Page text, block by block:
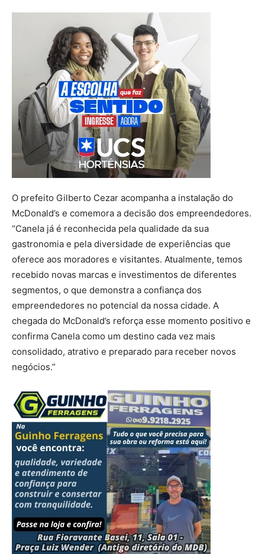
O prefeito Gilberto Cezar acompanha a instalação do
McDonald’s e comemora a decisão dos empreendedores.
“Canela já é reconhecida pela qualidade da sua
gastronomia e pela diversidade de experiências que
oferece aos moradores e visitantes. Atualmente, temos
recebido novas marcas e investimentos de diferentes
segmentos, o que demonstra a confiança dos
empreendedores no potencial da nossa cidade. A
chegada do McDonald’s reforça esse momento positivo e
confirma Canela como um destino cada vez mais
consolidado, atrativo e preparado para receber novos
negócios.”